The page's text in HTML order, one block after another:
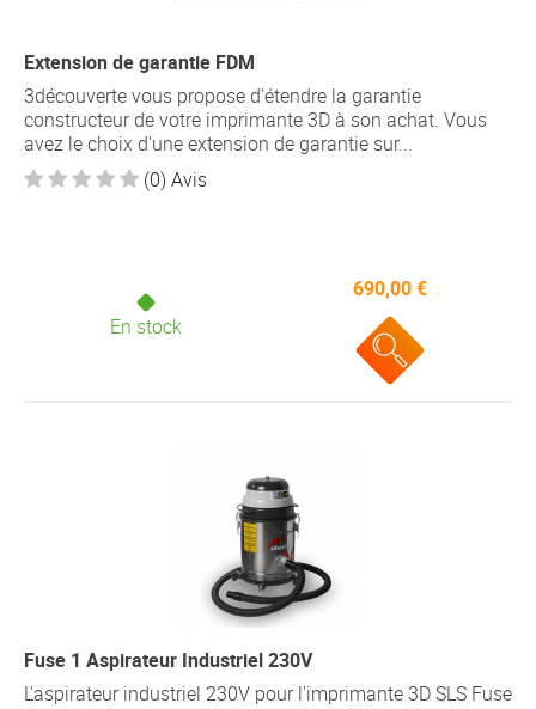
Extension de garantie FDM
3découverte vous propose d'étendre la garantie
constructeur de votre imprimante 3D à son achat. Vous
avez le choix d'une extension de garantie sur...
(0) Avis
En stock
690,00 €
Fuse 1 Aspirateur Industriel 230V
L'aspirateur industriel 230V pour l'imprimante 3D SLS Fuse